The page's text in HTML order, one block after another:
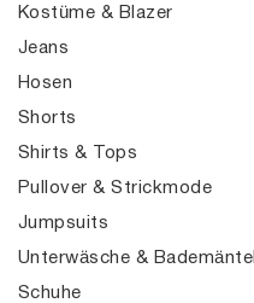
Kostüme & Blazer
Jeans
Hosen
Shorts
Shirts & Tops
Pullover & Strickmode
Jumpsuits
Unterwäsche & Bademäntel
Schuhe